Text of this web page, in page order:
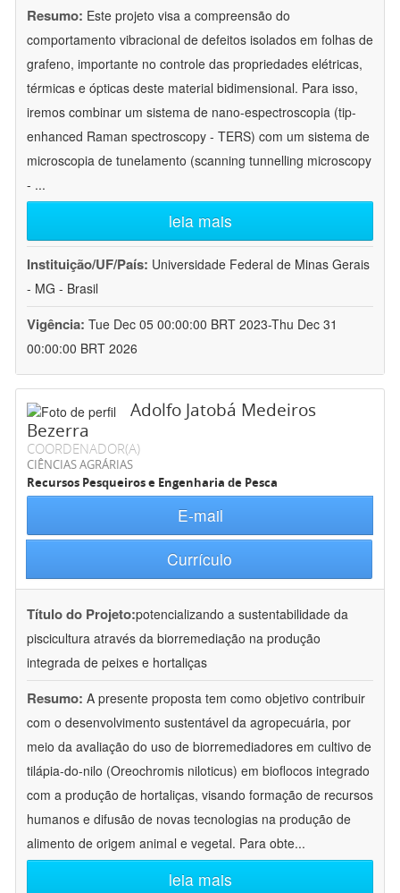
Resumo: Este projeto visa a compreensão do
comportamento vibracional de defeitos isolados em folhas de
grafeno, importante no controle das propriedades elétricas,
térmicas e ópticas deste material bidimensional. Para isso,
iremos combinar um sistema de nano-espectroscopia (tip-
enhanced Raman spectroscopy - TERS) com um sistema de
microscopia de tunelamento (scanning tunnelling microscopy
- ...
leia mais
Instituição/UF/País: Universidade Federal de Minas Gerais
- MG - Brasil
Vigência: Tue Dec 05 00:00:00 BRT 2023-Thu Dec 31
00:00:00 BRT 2026
Adolfo Jatobá Medeiros
Bezerra
COORDENADOR(A)
CIÊNCIAS AGRÁRIAS
Recursos Pesqueiros e Engenharia de Pesca
E-mail
Currículo
Título do Projeto:potencializando a sustentabilidade da
piscicultura através da biorremediação na produção
integrada de peixes e hortaliças
Resumo: A presente proposta tem como objetivo contribuir
com o desenvolvimento sustentável da agropecuária, por
meio da avaliação do uso de biorremediadores em cultivo de
tilápia-do-nilo (Oreochromis niloticus) em bioflocos integrado
com a produção de hortaliças, visando formação de recursos
humanos e difusão de novas tecnologias na produção de
alimento de origem animal e vegetal. Para obte...
leia mais